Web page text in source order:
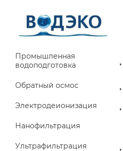
Промышленная
водоподготовка
Обратный осмос
Электродеионизация
Нанофильтрация
Ультрафильтрация